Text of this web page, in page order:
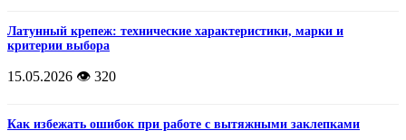
Латунный крепеж: технические характеристики, марки и
критерии выбора
15.05.2026 👁️ 320
Как избежать ошибок при работе с вытяжными заклепками